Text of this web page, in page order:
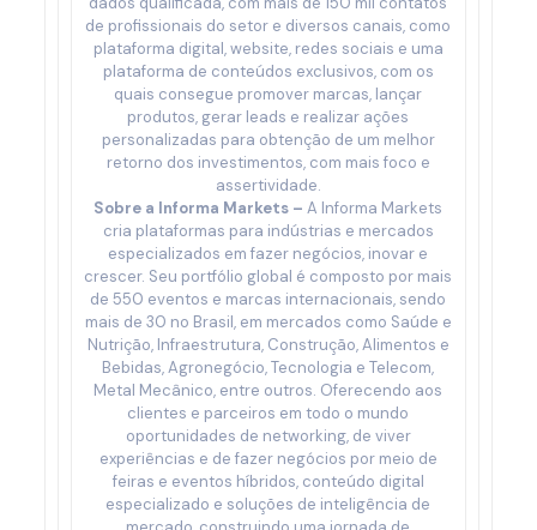
de profissionais do setor e diversos canais, como
plataforma digital, website, redes sociais e uma
plataforma de conteúdos exclusivos, com os
quais consegue promover marcas, lançar
produtos, gerar leads e realizar ações
personalizadas para obtenção de um melhor
retorno dos investimentos, com mais foco e
assertividade.
Sobre a Informa Markets –A Informa Markets
cria plataformas para indústrias e mercados
especializados em fazer negócios, inovar e
crescer. Seu portfólio global é composto por mais
de 550 eventos e marcas internacionais, sendo
mais de 30 no Brasil, em mercados como Saúde e
Nutrição, Infraestrutura, Construção, Alimentos e
Bebidas, Agronegócio, Tecnologia e Telecom,
Metal Mecânico, entre outros. Oferecendo aos
clientes e parceiros em todo o mundo
oportunidades de networking, de viver
experiências e de fazer negócios por meio de
feiras e eventos híbridos, conteúdo digital
especializado e soluções de inteligência de